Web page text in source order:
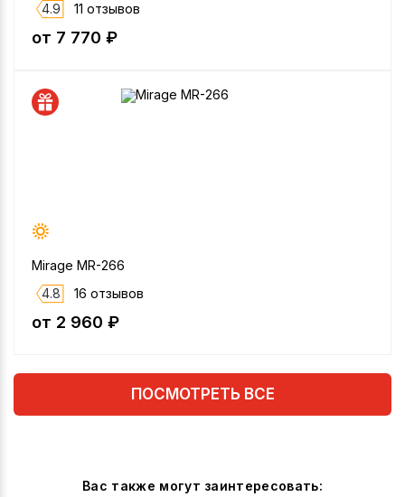
4.9
11 отзывов
от 7 770 ₽
Mirage MR-266
4.8
16 отзывов
от 2 960 ₽
ПОСМОТРЕТЬ ВСЕ
Вас также могут заинтересовать: